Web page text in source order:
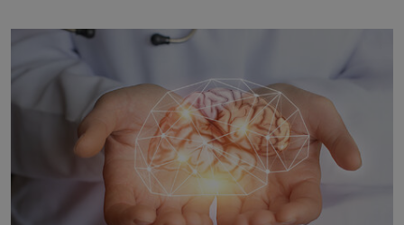
Hodně času tráví na zemi, kde sbírá zbytky semínek
Jeho domovinou je prakticky celá Austrálie s
výjimkou pobřežní oblasti.